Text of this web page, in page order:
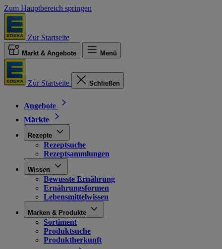
Zum Hauptbereich springen
Zur Startseite
Markt & Angebote Menü
Zur Startseite Schließen
Angebote
Märkte
Rezepte
Rezeptsuche
Rezeptsammlungen
Wissen
Bewusste Ernährung
Ernährungsformen
Lebensmittelwissen
Marken & Produkte
Sortiment
Produktsuche
Produktherkunft